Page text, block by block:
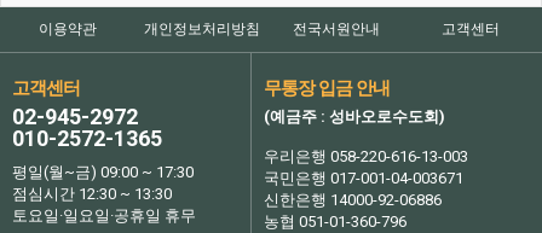
이용약관 개인정보처리방침 전국서원안내 고객센터
고객센터
02-945-2972
010-2572-1365
평일(월~금) 09:00 ~ 17:30
점심시간 12:30 ~ 13:30
토요일·일요일·공휴일 휴무
무통장 입금 안내
(예금주 : 성바오로수도회)
우리은행 058-220-616-13-003
국민은행 017-001-04-003671
신한은행 14000-92-06886
농협 051-01-360-796